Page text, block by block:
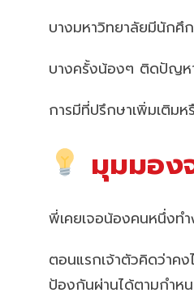
บางมหาวิทยาลัยมีนักศึ
บางครั้งน้องๆ ติดปัญห
การมีที่ปรึกษาเพิ่มเติม
มุมมอง
พี่เคยเจอน้องคนหนึ่งทำ
ตอนแรกเจ้าตัวคิดว่าค
ป้องกันผ่านได้ตามกำห